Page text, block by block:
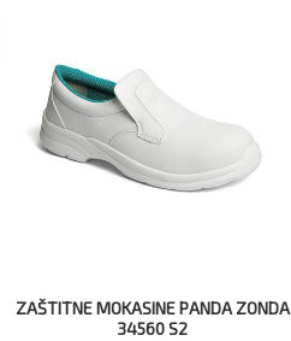
ZAŠTITNE MOKASINE PANDA ZONDA
34560 S2